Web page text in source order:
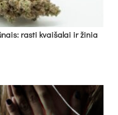
ras­ti kvai­ša­lai ir ži­nia